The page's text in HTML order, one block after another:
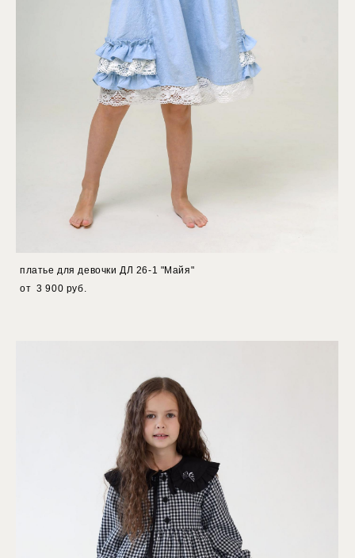
платье для девочки ДЛ 26-1 "Майя"
от 3 900 pуб.